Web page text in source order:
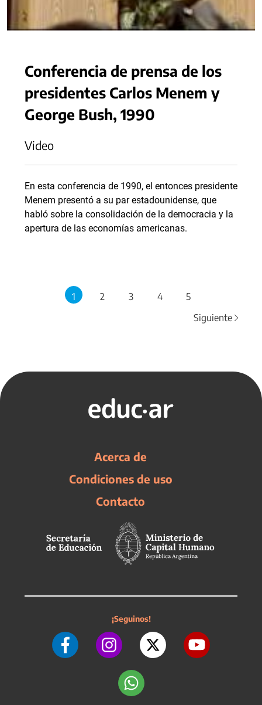
Conferencia de prensa de los
presidentes Carlos Menem y
George Bush, 1990
Video
En esta conferencia de 1990, el entonces presidente
Menem presentó a su par estadounidense, que
habló sobre la consolidación de la democracia y la
apertura de las economías americanas.
1 2 3 4
5
Siguiente
Acerca de
Condiciones de uso
Contacto
¡Seguinos!